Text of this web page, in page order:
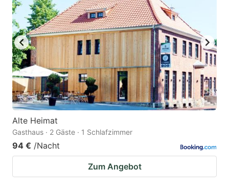
Alte Heimat
Gasthaus · 2 Gäste · 1 Schlafzimmer
94 € /Nacht
Zum Angebot